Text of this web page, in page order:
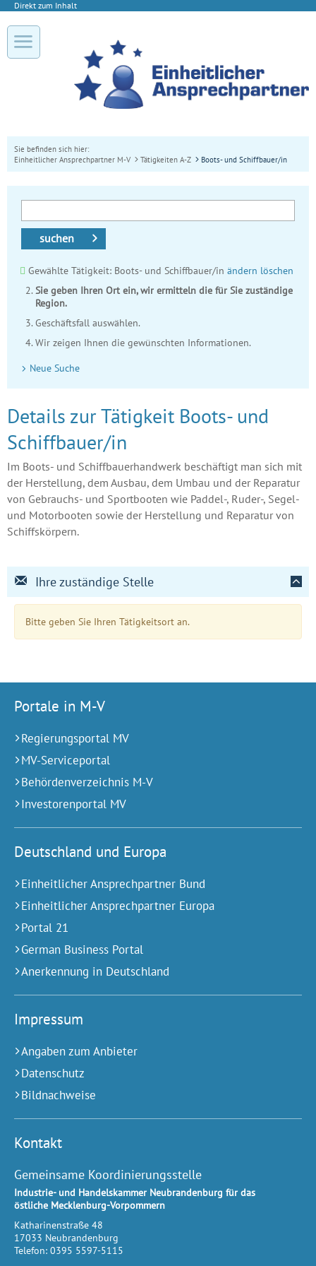
Direkt zum Inhalt
Sie befinden sich hier:
Einheitlicher Ansprechpartner M-V
Tätigkeiten A-Z Boots- und Schiffbauer/in
suchen
Gewählte Tätigkeit: Boots- und Schiffbauer/in ändern löschen
Sie geben Ihren Ort ein, wir ermitteln die für Sie zuständige
Region.
Geschäftsfall auswählen.
Wir zeigen Ihnen die gewünschten Informationen.
Neue Suche
Details zur Tätigkeit Boots- und
Schiffbauer/in
Im Boots- und Schiffbauerhandwerk beschäftigt man sich mit
der Herstellung, dem Ausbau, dem Umbau und der Reparatur
von Gebrauchs- und Sportbooten wie Paddel-, Ruder-, Segel-
und Motorbooten sowie der Herstellung und Reparatur von
Schiffskörpern.
Ihre zuständige Stelle
Bitte geben Sie Ihren Tätigkeitsort an.
Portale in M-V
Regierungsportal MV
MV-Serviceportal
Behördenverzeichnis M-V
Investorenportal MV
Deutschland und Europa
Einheitlicher Ansprechpartner Bund
Einheitlicher Ansprechpartner Europa
Portal 21
German Business Portal
Anerkennung in Deutschland
Impressum
Angaben zum Anbieter
Datenschutz
Bildnachweise
Kontakt
Gemeinsame Koordinierungsstelle
Industrie- und Handelskammer Neubrandenburg für das
östliche Mecklenburg-Vorpommern
Katharinenstraße 48
17033 Neubrandenburg
Telefon: 0395 5597-5115